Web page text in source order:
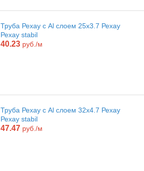
Труба Рехау с Al слоем 25х3.7 Рехау
Рехау stabil
40.23 руб./м
Труба Рехау с Al слоем 32х4.7 Рехау
Рехау stabil
47.47 руб./м